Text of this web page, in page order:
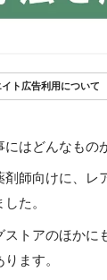
イト広告利用について
はどんなもの
師向けに、レ
た。
トアのほかに
ます。